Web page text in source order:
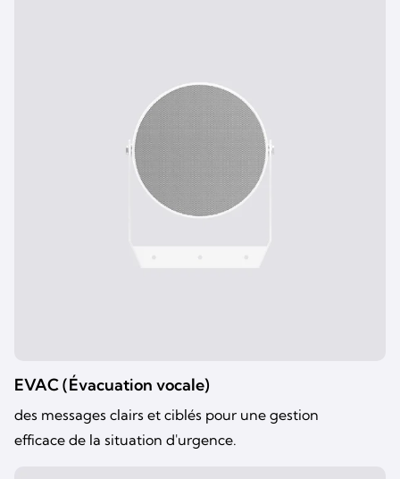
EVAC (Évacuation vocale)
des messages clairs et ciblés pour une gestion
efficace de la situation d'urgence.